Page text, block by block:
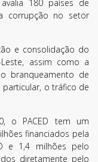
180 países de
corrupção no setor
e consolidação do
assim como a
branqueamento de
particular, o tráfico de
o PACED tem um
financiados pela
e 1,4 milhões pelo
diretamente pelo